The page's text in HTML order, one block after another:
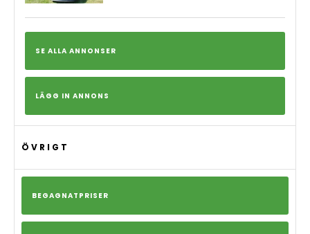
SE ALLA ANNONSER
LÄGG IN ANNONS
ÖVRIGT
BEGAGNATPRISER